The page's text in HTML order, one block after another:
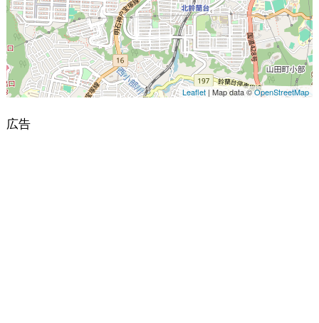
Leaflet | Map data ©OpenStreetMap
広告